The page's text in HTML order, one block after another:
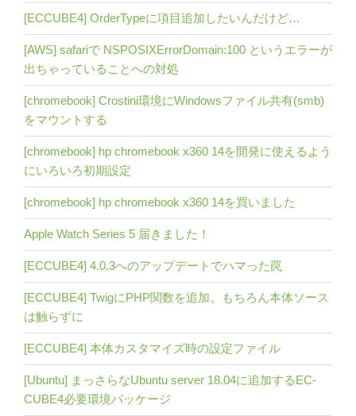
[ECCUBE4] OrderTypeに項目追加したいんだけど…
[AWS] safariで NSPOSIXErrorDomain:100 というエラーが
出ちゃっていることへの対処
[chromebook] Crostini環境にWindowsファイル共有(smb)
をマウントする
[chromebook] hp chromebook x360 14を開発に使えるよう
にいろいろ初期設定
[chromebook] hp chromebook x360 14を買いました
Apple Watch Series 5 届きました！
[ECCUBE4] 4.0.3へのアップデートでハマった罠
[ECCUBE4] TwigにPHP関数を追加。もちろん本体ソース
は触らずに
[ECCUBE4] 本体カスタマイズ時の設定ファイル
[Ubuntu] まっさらなUbuntu server 18.04に追加するEC-
CUBE4必要環境パッケージ